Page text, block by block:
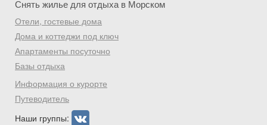
Снять жилье для отдыха в Морском
Отели, гостевые дома
Дома и коттеджи под ключ
Апартаменты посуточно
Базы отдыха
Информация о курорте
Путеводитель
Наши группы:
Скидка −5%
Хочешь дешевле? Оставь почту и получи
промокод на первое бронирование!